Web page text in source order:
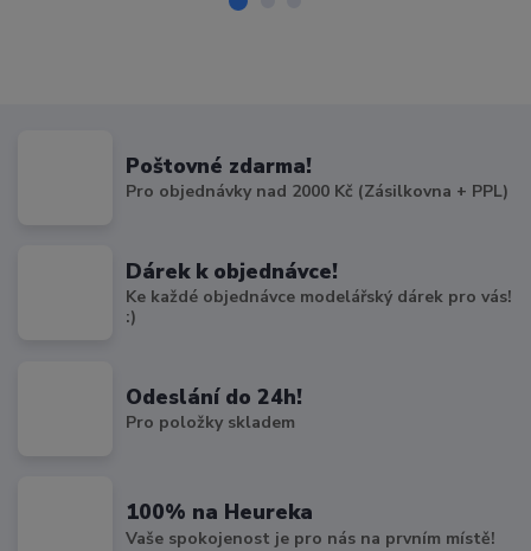
Poštovné zdarma!
Pro objednávky nad 2000 Kč (Zásilkovna + PPL)
Dárek k objednávce!
Ke každé objednávce modelářský dárek pro vás!
:)
Odeslání do 24h!
Pro položky skladem
100% na Heureka
Vaše spokojenost je pro nás na prvním místě!